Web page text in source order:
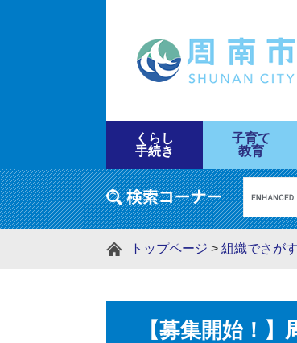
くらし
手続き
子育て
教育
トップページ > 組織でさがす
【募集開始！